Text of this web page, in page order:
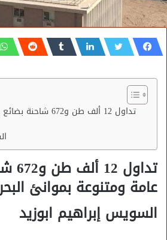
تداول 12 ألف طن
عامة ومتنوعة بموانئ
السويس إبراهيم ابوزيد